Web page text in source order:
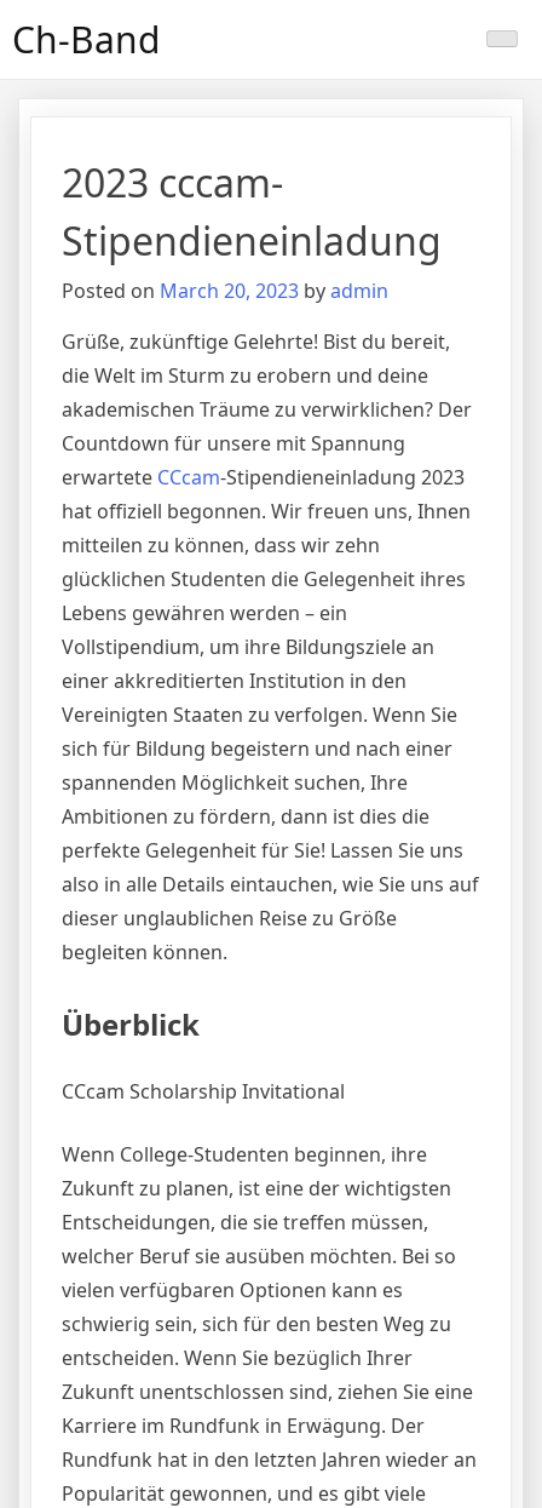
toCh-Band
2023 cccam-
Stipendieneinladung
Posted on March 20, 2023 byadmin
Grüße, zukünftige Gelehrte! Bist du bereit,
die Welt im Sturm zu erobern und deine
akademischen Träume zu verwirklichen? Der
Countdown für unsere mit Spannung
erwartete CCcam-Stipendieneinladung 2023
hat offiziell begonnen. Wir freuen uns, Ihnen
mitteilen zu können, dass wir zehn
glücklichen Studenten die Gelegenheit ihres
Lebens gewähren werden – ein
Vollstipendium, um ihre Bildungsziele an
einer akkreditierten Institution in den
Vereinigten Staaten zu verfolgen. Wenn Sie
sich für Bildung begeistern und nach einer
spannenden Möglichkeit suchen, Ihre
Ambitionen zu fördern, dann ist dies die
perfekte Gelegenheit für Sie! Lassen Sie uns
also in alle Details eintauchen, wie Sie uns auf
dieser unglaublichen Reise zu Größe
begleiten können.
Überblick
CCcam Scholarship Invitational
Wenn College-Studenten beginnen, ihre
Zukunft zu planen, ist eine der wichtigsten
Entscheidungen, die sie treffen müssen,
welcher Beruf sie ausüben möchten. Bei so
vielen verfügbaren Optionen kann es
schwierig sein, sich für den besten Weg zu
entscheiden. Wenn Sie bezüglich Ihrer
Zukunft unentschlossen sind, ziehen Sie eine
Karriere im Rundfunk in Erwägung. Der
Rundfunk hat in den letzten Jahren wieder an
Popularität gewonnen, und es gibt viele